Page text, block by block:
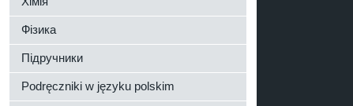
Фізика
Підручники
Podręczniki w języku polskim